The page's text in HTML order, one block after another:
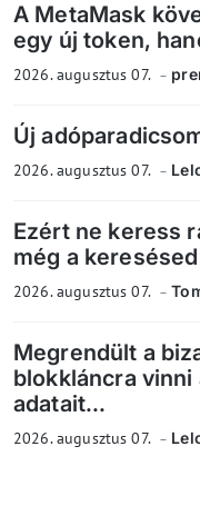
A MetaMask
egy új token,
2026. augusztus 07.
Új
2026. augusztus 07.
Ezért ne keress
még a
2026. augusztus 07.
Megrendült a
blokkláncra
adatait...
2026. augusztus 07.